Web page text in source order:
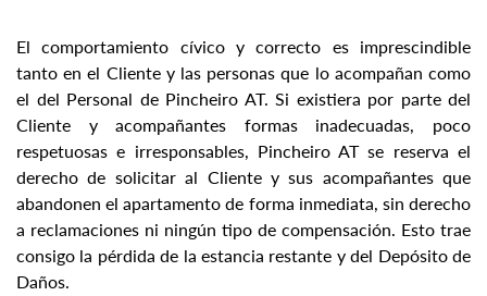
El comportamiento cívico y correcto es imprescindible
tanto en el Cliente y las personas que lo acompañan como
el del Personal de Pincheiro AT. Si existiera por parte del
Cliente y acompañantes formas inadecuadas, poco
respetuosas e irresponsables, Pincheiro AT se reserva el
derecho de solicitar al Cliente y sus acompañantes que
abandonen el apartamento de forma inmediata, sin derecho
a reclamaciones ni ningún tipo de compensación. Esto trae
consigo la pérdida de la estancia restante y del Depósito de
Daños.